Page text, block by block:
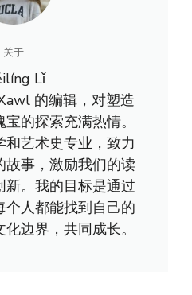
关于
Lǐ
的编辑，对塑造
的探索充满热情。
艺术史专业，致力
故事，激励我们的读
新。我的目标是通过
个人都能找到自己的
边界，共同成长。